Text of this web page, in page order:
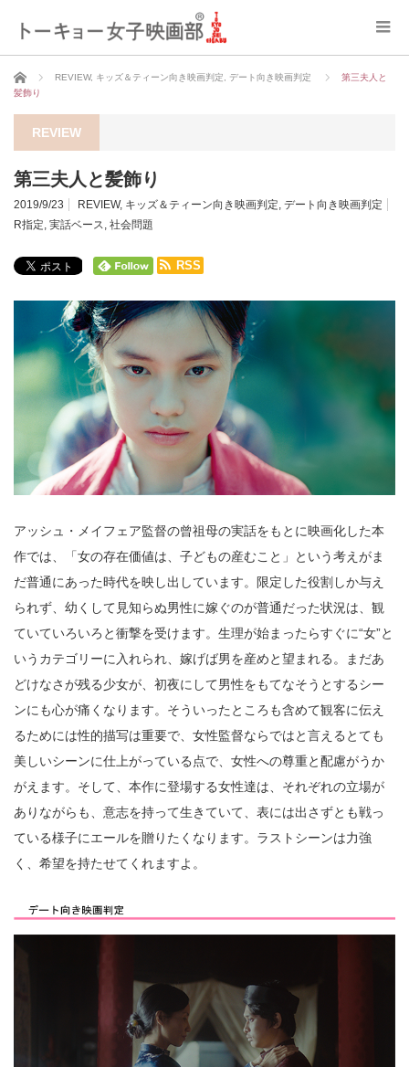
ホーム REVIEW, キッズ＆ティーン向き映画判定 デート向き映画判定
第三夫人と
髪飾り
REVIEW
第三夫人と髪飾り
2019/9/23 REVIEW, キッズ＆ティーン向き映画判定, デート向き映画判定
R指定, 実話ベース, 社会問題
RSS
アッシュ・メイフェア監督の曾祖母の実話をもとに映画化した本
作では、「女の存在価値は、子どもの産むこと」という考えがま
だ普通にあった時代を映し出しています。限定した役割しか与え
られず、幼くして見知らぬ男性に嫁ぐのが普通だった状況は、観
ていていろいろと衝撃を受けます。生理が始まったらすぐに“女”と
いうカテゴリーに入れられ、嫁げば男を産めと望まれる。まだあ
どけなさが残る少女が、初夜にして男性をもてなそうとするシー
ンにも心が痛くなります。そういったところも含めて観客に伝え
るためには性的描写は重要で、女性監督ならではと言えるとても
美しいシーンに仕上がっている点で、女性への尊重と配慮がうか
がえます。そして、本作に登場する女性達は、それぞれの立場が
ありながらも、意志を持って生きていて、表には出さずとも戦っ
ている様子にエールを贈りたくなります。ラストシーンは力強
く、希望を持たせてくれますよ。